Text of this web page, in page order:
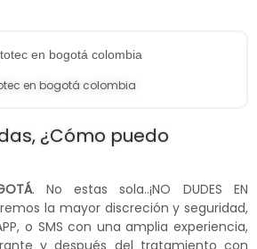
en bogotá colombia
¿Cómo puedo
. No estas sola..¡NO DUDES EN
la mayor discreción y seguridad,
o SMS con una amplia experiencia,
y después del tratamiento con